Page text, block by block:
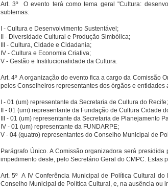
Art. 3º O evento terá como tema geral "Cultura:
subtemas:
I - Cultura e Desenvolvimento Sustentável;
II - Diversidade Cultural e Produção Simbólica;
III - Cultura, Cidade e Cidadania;
IV - Cultura e Economia Criativa;
V - Gestão e Institucionalidade da Cultura.
Art. 4º A organização do evento fica a cargo da Comissão
pelos Conselheiros representantes dos órgãos e entidades
I - 01 (um) representante da Secretaria de Cultura do Recife;
II - 01 (um) representante da Fundação de Cultura Cidade
III - 01 (um) representante da Secretaria de Planejamento
IV - 01 (um) representante da FUNDARPE;
V - 04 (quatro) representantes do Conselho Municipal de
Parágrafo Único. A Comissão organizadora será
impedimento deste, pelo Secretário Geral do CMPC.
Art. 5º A IV Conferência Municipal de Política Cultural
Conselho Municipal de Política Cultural, e, na ausência ou